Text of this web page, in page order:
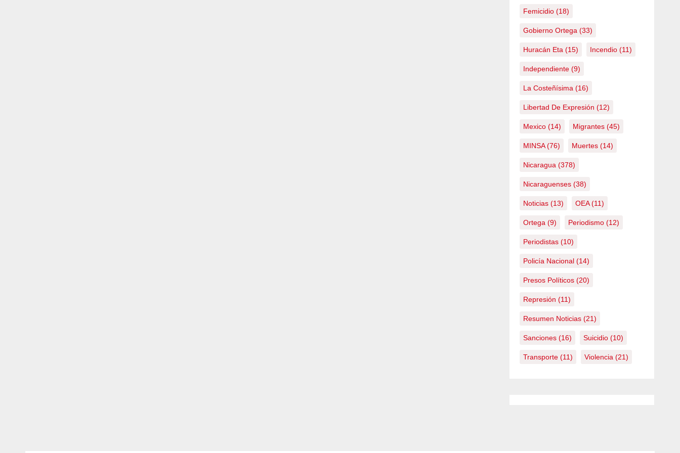
Femicidio(18)
Gobierno Ortega (33)
Huracán Eta (15) Incendio(11)
Independiente(9)
La Costeñísima (16)
Libertad De Expresión (12)
Mexico(14) Migrantes(45)
MINSA(76) Muertes(14)
Nicaragua (378)
Nicaraguenses(38)
Noticias(13) OEA(11)
Ortega (9) Periodismo(12)
Periodistas(10)
Policía Nacional(14)
Presos Políticos(20)
Represión (11)
Resumen Noticias(21)
Sanciones(16) Suicidio(10)
Transporte(11) Violencia (21)